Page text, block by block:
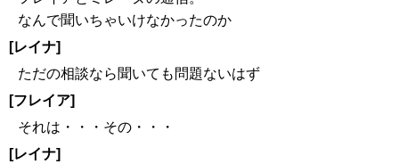
なんで聞いちゃいけなかったのか
[レイナ]
ただの相談なら聞いても問題ないはず
[フレイア]
それは・・・その・・・
[レイナ]